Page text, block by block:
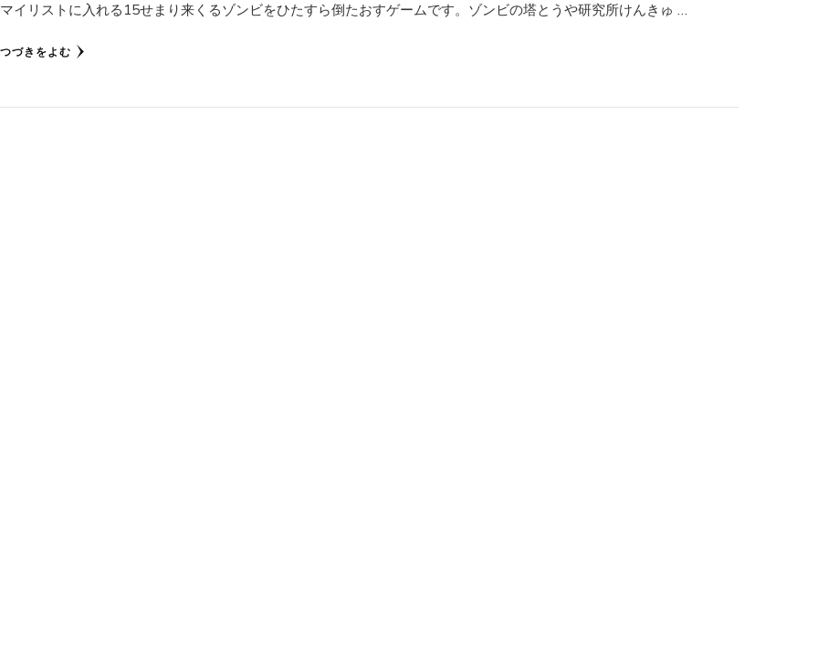
マイリストに入れる15せまり来くるゾンビをひたすら倒たおすゲームです。ゾンビの塔とうや研究所けんきゅ …
つづきをよむ